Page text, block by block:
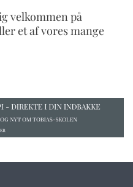
velkommen på
et af vores mange